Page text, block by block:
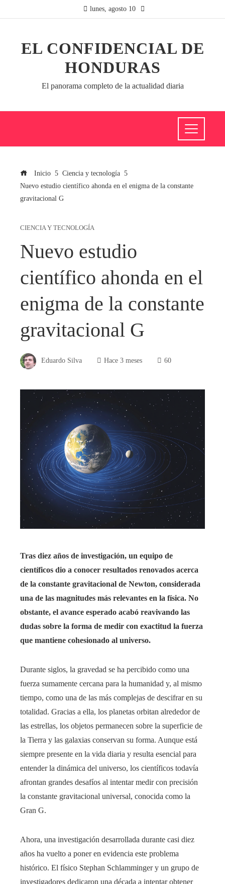
lunes, agosto 10
EL CONFIDENCIAL DE
HONDURAS
El panorama completo de la actualidad diaria
Inicio
Ciencia y tecnología
Nuevo estudio científico ahonda en el enigma de la constante
gravitacional G
CIENCIA Y TECNOLOGÍA
Nuevo estudio
científico ahonda en el
enigma de la constante
gravitacional G
Eduardo Silva Hace 3 meses 60
Tras diez años de investigación, un equipo de
científicos dio a conocer resultados renovados acerca
de la constante gravitacional de Newton, considerada
una de las magnitudes más relevantes en la física. No
obstante, el avance esperado acabó reavivando las
dudas sobre la forma de medir con exactitud la fuerza
que mantiene cohesionado al universo.
Durante siglos, la gravedad se ha percibido como una
fuerza sumamente cercana para la humanidad y, al mismo
tiempo, como una de las más complejas de descifrar en su
totalidad. Gracias a ella, los planetas orbitan alrededor de
las estrellas, los objetos permanecen sobre la superficie de
la Tierra y las galaxias conservan su forma. Aunque está
siempre presente en la vida diaria y resulta esencial para
entender la dinámica del universo, los científicos todavía
afrontan grandes desafíos al intentar medir con precisión
la constante gravitacional universal, conocida como la
Gran G.
Ahora, una investigación desarrollada durante casi diez
años ha vuelto a poner en evidencia este problema
histórico. El físico Stephan Schlamminger y un grupo de
investigadores dedicaron una década a intentar obtener